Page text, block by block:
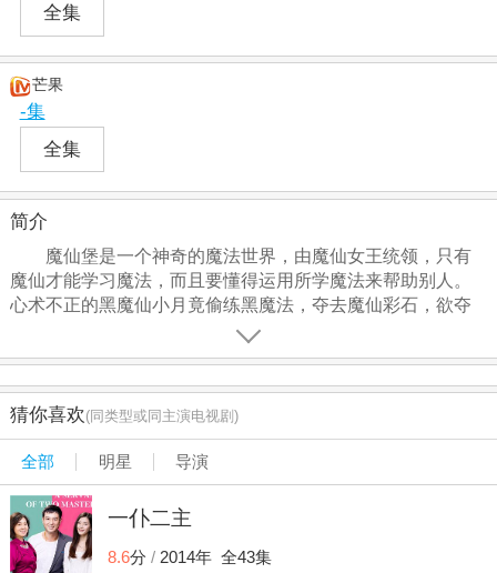
全集
芒果
-集
全集
简介
魔仙堡是一个神奇的魔法世界，由魔仙女王统领，只有
魔仙才能学习魔法，而且要懂得运用所学魔法来帮助别人。
心术不正的黑魔仙小月竟偷练黑魔法，夺去魔仙彩石，欲夺
取最高魔法的秘密，躲到人类世界。守护彩石的魔仙小蓝，
为了将功赎罪，奉命追寻魔仙彩石，因而来到人类世界。小
的保姆，与美琪、美雪结下一段珍贵的友情。在魔仙女王的
首肯下，小蓝教会美琪、美雪魔法，让她们成为小魔仙，正
面地用魔法帮助人及协助寻找魔仙彩石
猜你喜欢(同类型或同主演电视剧)
全部 明星 导演
一仆二主
8.6分 /2014年 全43集